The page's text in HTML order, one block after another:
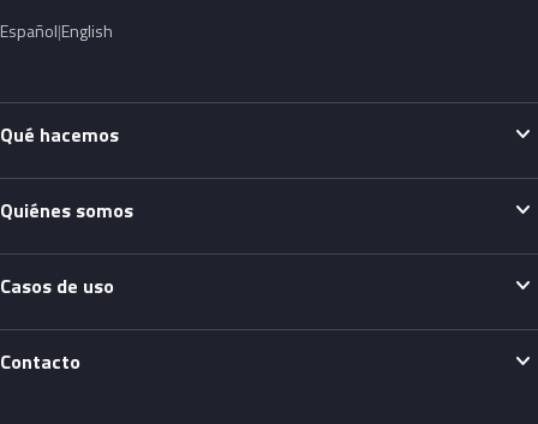
Español English
Qué hacemos expand_more
Quiénes somos expand_more
Casos de uso expand_more
Contacto expand_more